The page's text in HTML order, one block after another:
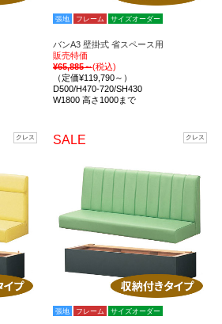
張地 フレーム サイズオーダー
バンA3 壁掛式 省スペース用
販売特価
¥65,885～(税込)
（定価¥119,790～）
D500/H470-720/SH430
W1800 高さ1000まで
クレス SALE クレス
張地 フレーム サイズオーダー